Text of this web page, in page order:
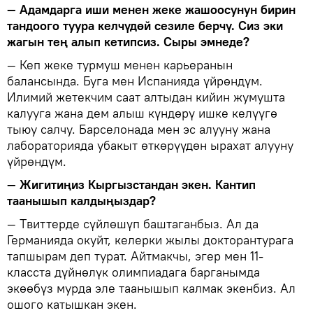
— Адамдарга иши менен жеке жашоосунун бирин
тандоого туура келчүдөй сезиле берчү. Сиз эки
жагын тең алып кетипсиз. Сыры эмнеде?
— Кеп жеке турмуш менен карьеранын
балансында. Буга мен Испанияда үйрөндүм.
Илимий жетекчим саат алтыдан кийин жумушта
калууга жана дем алыш күндөрү ишке келүүгө
тыюу салчу. Барселонада мен эс алууну жана
лабораторияда убакыт өткөрүүдөн ырахат алууну
үйрөндүм.
— Жигитиңиз Кыргызстандан экен. Кантип
таанышып калдыңыздар?
— Tвиттерде сүйлөшүп баштаганбыз. Ал да
Германияда окуйт, келерки жылы докторантурага
тапшырам деп турат. Айтмакчы, эгер мен 11-
класста дүйнөлүк олимпиадага барганымда
экөөбүз мурда эле таанышып калмак экенбиз. Ал
ошого катышкан экен.